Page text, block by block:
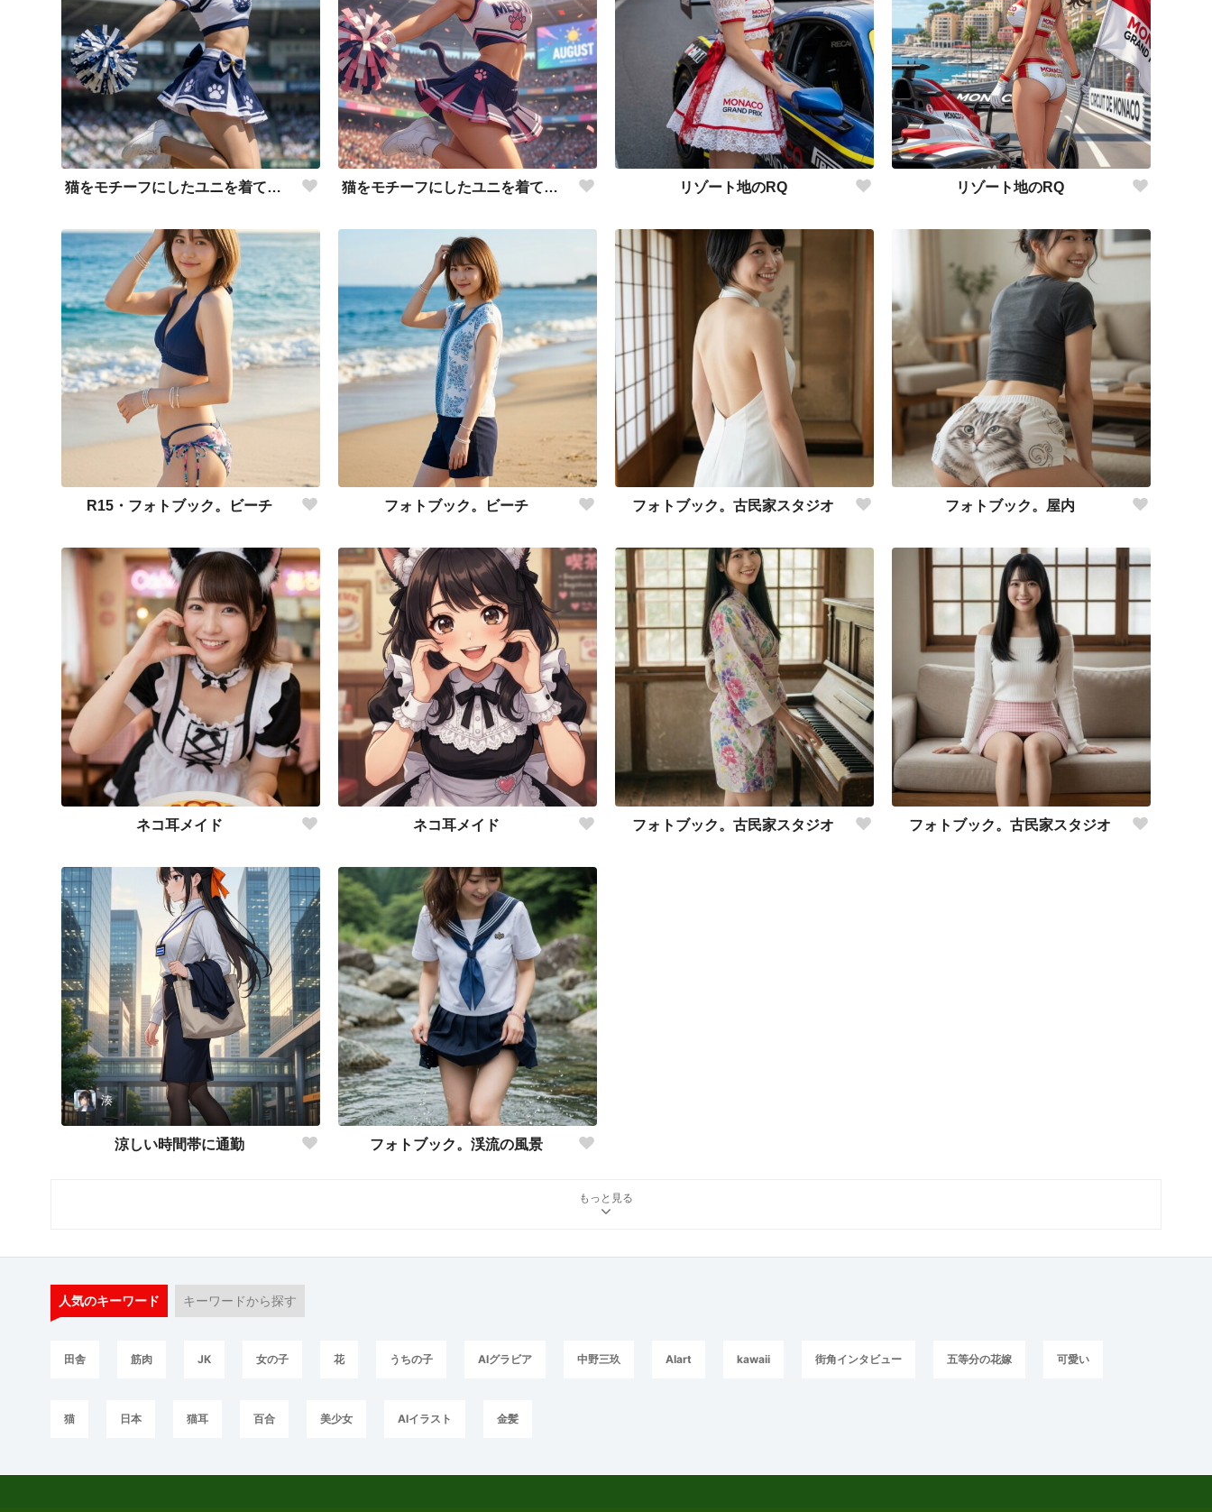
猫をモチーフにしたユニを着て応援 猫をモチーフにしたユニを着て応援 リゾート地のRQ リゾート地のRQ
R15・フォトブック。ビーチ フォトブック。ビーチ フォトブック。古民家スタジオ フォトブック。屋内
ネコ耳メイド ネコ耳メイド フォトブック。古民家スタジオ フォトブック。古民家スタジオ
湊
涼しい時間帯に通勤 フォトブック。渓流の風景
もっと見る
人気のキーワード キーワードから探す
田舎 筋肉 JK 女の子 花 うちの子 AIグラビア 中野三玖 AIart kawaii 街角インタビュー 五等分の花嫁 可愛い
猫 日本 猫耳 百合 美少女 AIイラスト 金髪